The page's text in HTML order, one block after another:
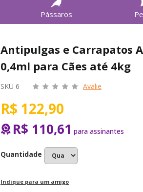
Pássaros
Antipulgas e Carrapatos
0,4ml para Cães até 4kg
SKU 6 Avalie
R$ 122,90
R$ 110,61
Quantidade
Indique para um amigo